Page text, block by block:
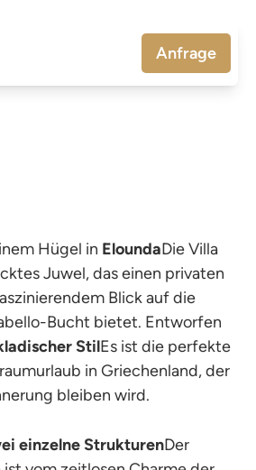
Anfrage
Hügel in EloundaDie Villa
Juwel, das einen privaten
Blick auf die
Bucht bietet. Entworfen
StilEs ist die perfekte
in Griechenland, der
bleiben wird.
einzelne StrukturenDer